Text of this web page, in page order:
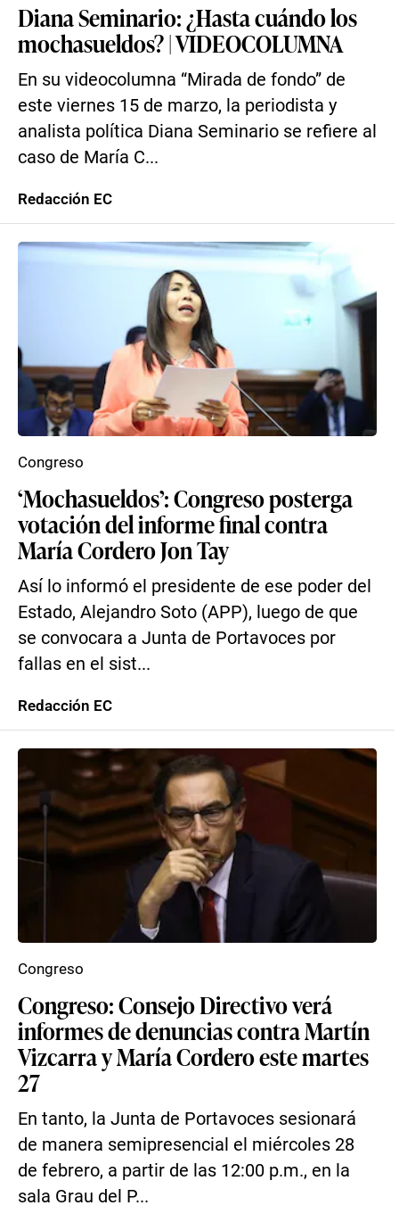
Diana Seminario: ¿Hasta cuándo los
mochasueldos? | VIDEOCOLUMNA
En su videocolumna “Mirada de fondo” de
este viernes 15 de marzo, la periodista y
analista política Diana Seminario se refiere al
caso de María C...
Redacción EC
‘Mochasueldos’: Congreso posterga
votación del informe final contra
María Cordero Jon Tay
Así lo informó el presidente de ese poder del
Estado, Alejandro Soto (APP), luego de que
se convocara a Junta de Portavoces por
fallas en el sist...
Congreso
Redacción EC
Congreso: Consejo Directivo verá
informes de denuncias contra Martín
Vizcarra y María Cordero este martes
27
En tanto, la Junta de Portavoces sesionará
de manera semipresencial el miércoles 28
de febrero, a partir de las 12:00 p.m., en la
sala Grau del P...
Congreso